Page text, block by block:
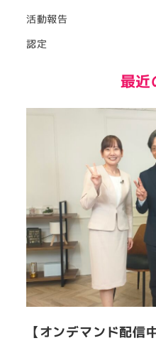
活動報告
認定
最近
【オンデマンド配信